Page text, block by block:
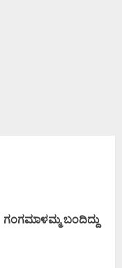
ಗಂಗಮಾಳಮ್ಮ ಬಂದಿದ್ದು